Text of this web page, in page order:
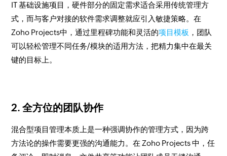
IT 基础设施项目，硬件部分的固定需求适合采用传统管理方
式，而与客户对接的软件需求调整就应引入敏捷策略。在
Zoho Projects中，通过里程碑功能和灵活的项目模板 ，团队
可以轻松管理不同任务/模块的适用方法，把精力集中在最关
键的目标上。
2. 全方位的团队协作
混合型项目管理本质上是一种强调协作的管理方式，因为跨
方法论的操作需要更强的沟通能力。在 Zoho Projects 中，任